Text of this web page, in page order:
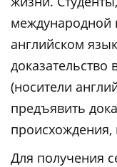
международной
английском
(носители
предъявить
происхождения,
Для получения